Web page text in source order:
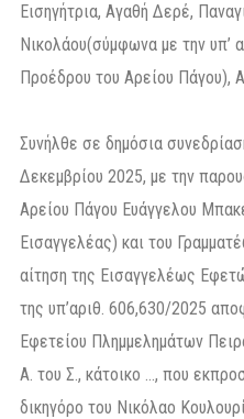
Εισηγήτρια, Αγαθή Δερέ,
Νικολάου(σύμφωνα με την υπ’
Προέδρου του Αρείου Πάγου),
Συνήλθε σε δημόσια
Δεκεμβρίου 2025, με την
Αρείου Πάγου Ευάγγελου
Εισαγγελέας) και του
αίτηση της Εισαγγελέως
της υπ’αριθ. 606,630/2025
Εφετείου Πλημμελημάτων
Α. του Σ., κάτοικο …, που
δικηγόρο του Νικόλαο